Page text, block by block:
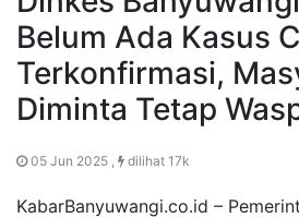
Belum Ada Kasus
Terkonfirmasi,
Diminta Tetap
05 Jun 2025 , dilihat 17k
KabarBanyuwangi.co.id –